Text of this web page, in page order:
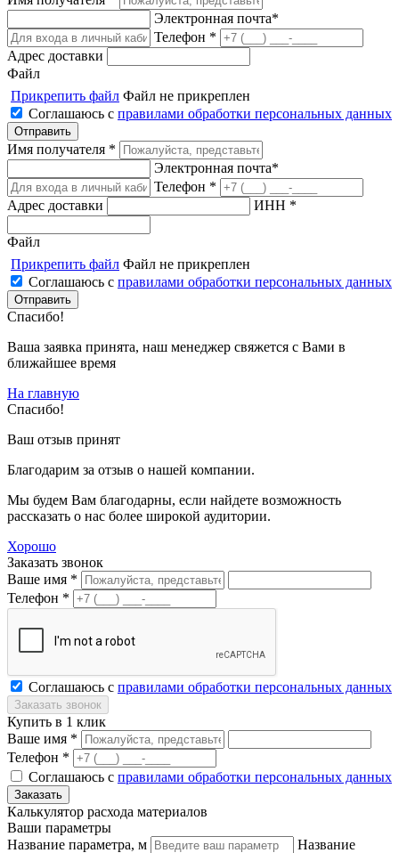
Электронная почта*
Телефон *
Адрес доставки
Файл
Прикрепить файл Файл не прикреплен
Соглашаюсь с правилами обработки персональных данных
Имя получателя *
Электронная почта*
Телефон *
Адрес доставки
ИНН *
Файл
Прикрепить файл Файл не прикреплен
Соглашаюсь с правилами обработки персональных данных
Спасибо!
Ваша заявка принята, наш менеджер свяжется с Вами в
ближайшее время
На главную
Спасибо!
Ваш отзыв принят
Благодарим за отзыв о нашей компании.
Мы будем Вам благодарны, если найдете возможность
рассказать о нас более широкой аудитории.
Хорошо
Заказать звонок
Ваше имя *
Телефон *
Соглашаюсь с правилами обработки персональных данных
Купить в 1 клик
Ваше имя *
Телефон *
Соглашаюсь с правилами обработки персональных данных
Калькулятор расхода материалов
Ваши параметры
Название параметра, м
Название